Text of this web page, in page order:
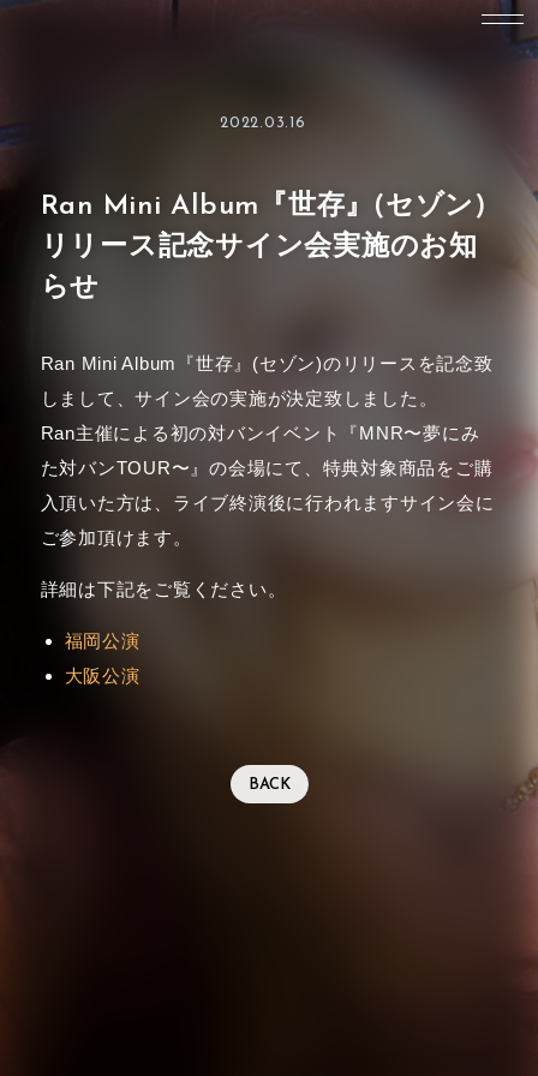
2022.03.16
Ran Mini Album『世存』(セゾン)
リリース記念サイン会実施のお知
らせ
Ran Mini Album『世存』(セゾン)のリリースを記念致
しまして、サイン会の実施が決定致しました。
Ran主催による初の対バンイベント『MNR〜夢にみ
た対バンTOUR〜』の会場にて、特典対象商品をご購
入頂いた方は、ライブ終演後に行われますサイン会に
ご参加頂けます。
詳細は下記をご覧ください。
福岡公演
大阪公演
BACK